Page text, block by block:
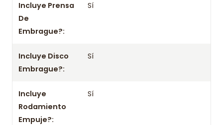
Información importante
- Mejora el rendimiento y la confiabilidad con este kit.
vehículo.
Incluye Prensa
De
Embrague?:
Sí
Incluye Disco
Embrague?:
Sí
Incluye
Rodamiento
Empuje?:
Sí